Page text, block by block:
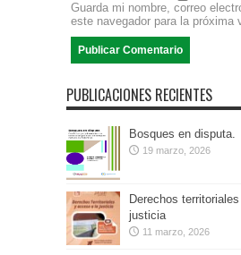
Guarda mi nombre, correo
este navegador para la próxima
PUBLICACIONES RECIENTES
Bosques en disputa.
19 marzo, 2026
Derechos
justicia
11 marzo, 2026